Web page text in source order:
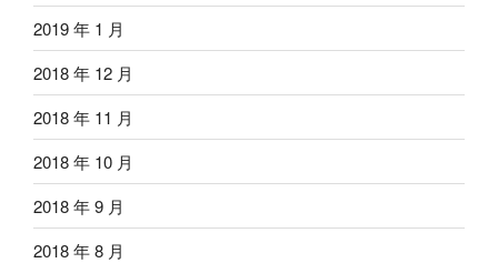
2019 年 1 月
2018 年 12 月
2018 年 11 月
2018 年 10 月
2018 年 9 月
2018 年 8 月